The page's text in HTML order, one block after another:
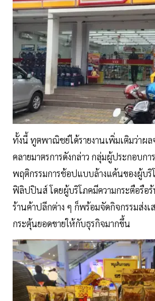
ทั้งนี้ ทูตพาณิชย์ได้รายงานเพิ่มเติมว่าผล
คลายมาตรการดังกล่าว กลุ่มผู้ประกอบก
พฤติกรรมการช้อปแบบล้างแค้นของผู้บริ
ฟิลิปปินส์ โดยผู้บริโภคมีความกระตือรือ
ร้านค้าปลีกต่าง ๆ ก็พร้อมจัดกิจกรรมส่งเ
กระตุ้นยอดขายให้กับธุรกิจมากขึ้น